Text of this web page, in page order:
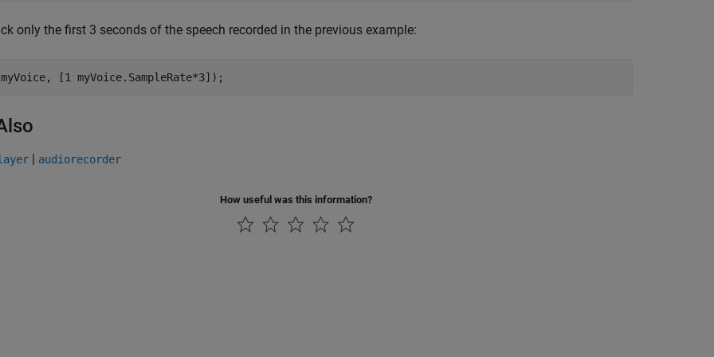
only the first 3 seconds of the speech recorded in the previous example:
[1 myVoice.SampleRate*3]);
| audiorecorder
How useful was this information?